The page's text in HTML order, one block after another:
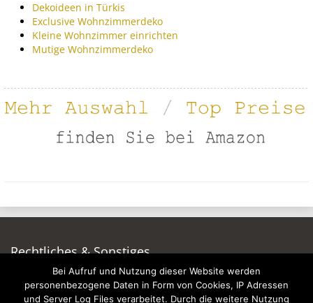
Dekoideen in Türkis
Exclusive Wohnzimmerdeko
Kleine Wohnzimmer einrichten
Mutige Wohnzimmerdeko
Rechtliches & Sonstiges
Auf dieser Seite werben
Datenschutzerklärung
Bei Aufruf und Nutzung dieser Website werden
personenbezogene Daten in Form von Cookies, IP Adressen
und Server Log Files verarbeitet. Durch die weitere Nutzung